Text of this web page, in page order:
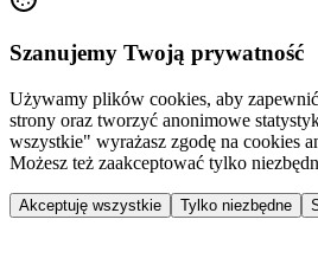
Szanujemy Twoją prywatność
Używamy plików cookies, aby zapewnić
strony oraz tworzyć anonimowe
wszystkie" wyrażasz zgodę na cookies
Możesz też zaakceptować tylko
Akceptuję wszystkie Tylko niezbędne